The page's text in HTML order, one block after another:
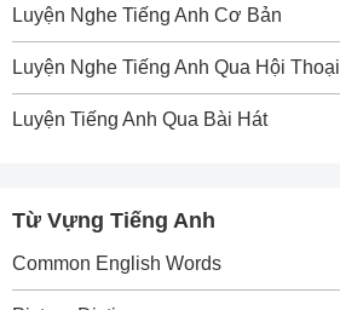
Luyện Nghe Tiếng Anh Cơ Bản
Luyện Nghe Tiếng Anh Qua Hội Thoại
Luyện Tiếng Anh Qua Bài Hát
Từ Vựng Tiếng Anh
Common English Words